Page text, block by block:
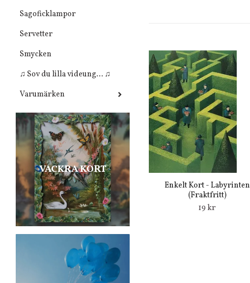
Sagoficklampor
Servetter
Smycken
♫ Sov du lilla videung... ♫
Varumärken
VACKRA KORT
Enkelt Kort - Labyrinten
(Fraktfritt)
19 kr